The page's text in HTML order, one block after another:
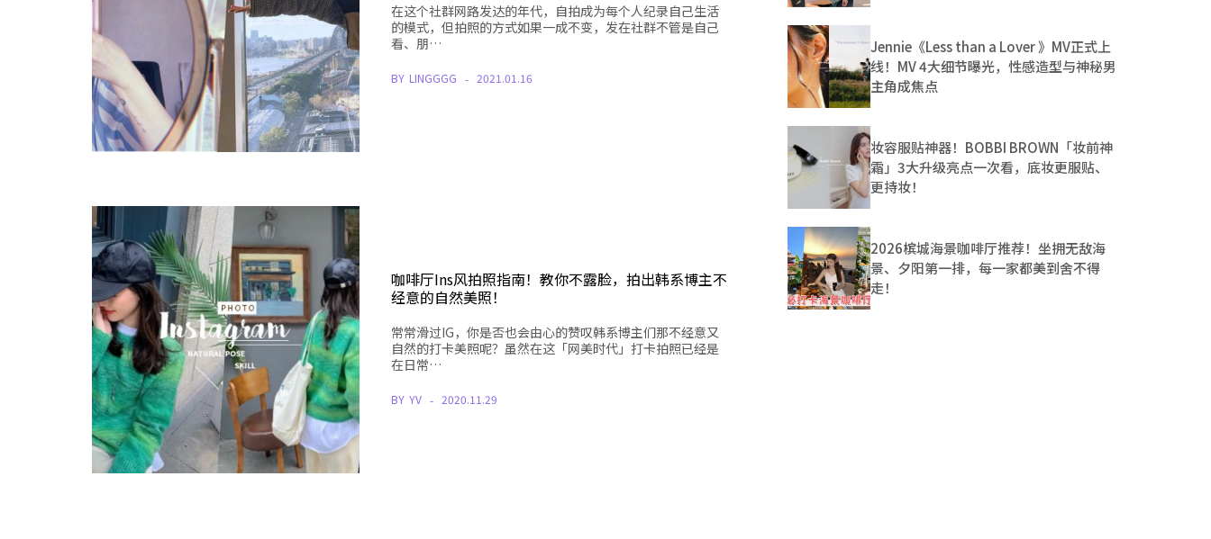
在这个社群网路发达的年代，自拍成为每个人纪录自己生活
的模式，但拍照的方式如果一成不变，发在社群不管是自己
看、朋…
BY LINGGGG 2021.01.16
咖啡厅Ins风拍照指南！教你不露脸，拍出韩系博主不
经意的自然美照！
常常滑过IG，你是否也会由心的赞叹韩系博主们那不经意又
自然的打卡美照呢？虽然在这「网美时代」打卡拍照已经是
在日常…
BY YV 2020.11.29
Jennie《Less than a Lover 》MV正式上
线！MV 4大细节曝光，性感造型与神秘男
主角成焦点
妆容服贴神器！BOBBI BROWN「妆前神
霜」3大升级亮点一次看，底妆更服贴、
更持妆！
2026槟城海景咖啡厅推荐！坐拥无敌海
景、夕阳第一排，每一家都美到舍不得
走！